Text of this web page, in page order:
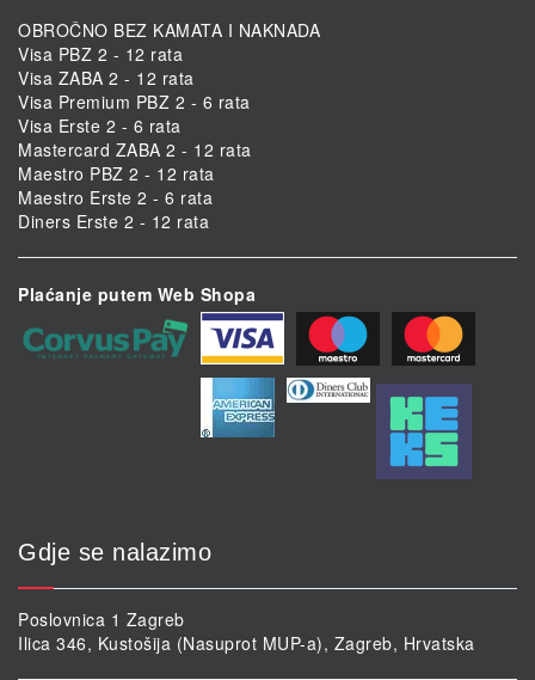
OBROČNO BEZ KAMATA I NAKNADA
Visa PBZ 2 - 12 rata
Visa ZABA 2 - 12 rata
Visa Premium PBZ 2 - 6 rata
Visa Erste 2 - 6 rata
Mastercard ZABA 2 - 12 rata
Maestro PBZ 2 - 12 rata
Maestro Erste 2 - 6 rata
Diners Erste 2 - 12 rata
Plaćanje putem Web Shopa
Gdje se nalazimo
Poslovnica 1 Zagreb
Ilica 346, Kustošija (Nasuprot MUP-a), Zagreb, Hrvatska